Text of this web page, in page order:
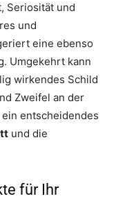
Seriosität und
und
eine ebenso
Umgekehrt kann
wirkendes Schild
Zweifel an der
entscheidendes
und die
für Ihr